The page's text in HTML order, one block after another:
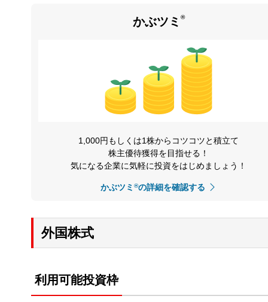
かぶツミ ®
1,000円もしくは1株からコツコツと積立て
株主優待獲得を目指せる！
気になる企業に気軽に投資をはじめましょう！
かぶツミ ®の詳細を確認する
外国株式
利用可能投資枠